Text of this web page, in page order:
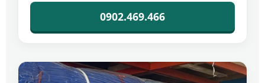
0902.469.466